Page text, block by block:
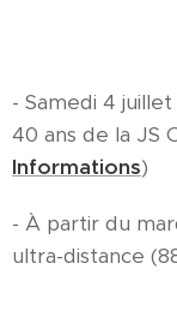
- Samedi 4
40 ans de la JS
Informations)
- À partir du
ultra-distance